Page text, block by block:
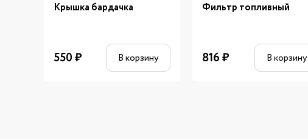
Крышка бардачка
550₽ В корзину
Фильтр топливный
816₽ В корзину